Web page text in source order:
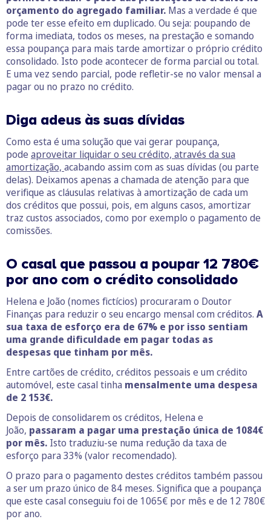
orçamento do agregado familiar. Mas a verdade é que
pode ter esse efeito em duplicado. Ou seja: poupando de
forma imediata, todos os meses, na prestação e somando
essa poupança para mais tarde amortizar o próprio crédito
consolidado. Isto pode acontecer de forma parcial ou total.
E uma vez sendo parcial, pode refletir-se no valor mensal a
pagar ou no prazo no crédito.
Diga adeus às suas dívidas
Como esta é uma solução que vai gerar poupança,
pode aproveitar liquidar o seu crédito, através da sua
amortização, acabando assim com as suas dívidas (ou parte
delas). Deixamos apenas a chamada de atenção para que
verifique as cláusulas relativas à amortização de cada um
dos créditos que possui, pois, em alguns casos, amortizar
traz custos associados, como por exemplo o pagamento de
comissões.
O casal que passou a poupar 12 780€
por ano com o crédito consolidado
Helena e João (nomes fictícios) procuraram o Doutor
Finanças para reduzir o seu encargo mensal com créditos. A
sua taxa de esforço era de 67% e por isso sentiam
uma grande dificuldade em pagar todas as
despesas que tinham por mês.
Entre cartões de crédito, créditos pessoais e um crédito
automóvel, este casal tinha mensalmente uma despesa
de 2 153€.
Depois de consolidarem os créditos, Helena e
João, passaram a pagar uma prestação única de 1084€
por mês. Isto traduziu-se numa redução da taxa de
esforço para 33% (valor recomendado).
O prazo para o pagamento destes créditos também passou
a ser um prazo único de 84 meses. Significa que a poupança
que este casal conseguiu foi de 1065€ por mês e de 12 780€
por ano.